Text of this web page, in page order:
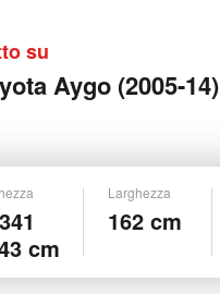
su
Aygo (2005-14)
cm
Larghezza
162 cm